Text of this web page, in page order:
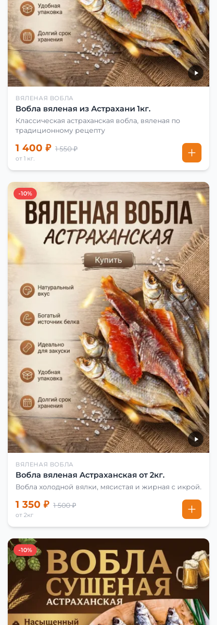
ВЯЛЕНАЯ ВОБЛА
Вобла вяленая из Астрахани 1кг.
Классическая астраханская вобла, вяленая по
традиционному рецепту
1 400 ₽ 1 550 ₽
от 1 кг.
-10%
ВЯЛЕНАЯ ВОБЛА
Вобла вяленая Астраханская от 2кг.
Вобла холодной вялки, мясистая и жирная с икрой.
1 350 ₽ 1 500 ₽
от 2кг
-10%